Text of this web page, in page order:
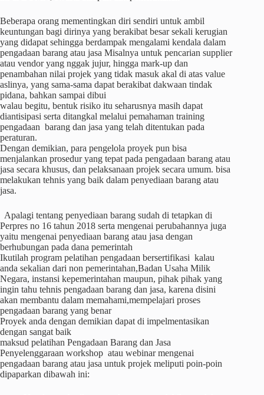
Beberapa orang mementingkan diri sendiri untuk ambil
keuntungan bagi dirinya yang berakibat besar sekali kerugian
yang didapat sehingga berdampak mengalami kendala dalam
pengadaan barang atau jasa Misalnya untuk pencarian supplier
atau vendor yang nggak jujur, hingga mark-up dan
penambahan nilai projek yang tidak masuk akal di atas value
aslinya, yang sama-sama dapat berakibat dakwaan tindak
pidana, bahkan sampai dibui
walau begitu, bentuk risiko itu seharusnya masih dapat
diantisipasi serta ditangkal melalui pemahaman training
pengadaan barang dan jasa yang telah ditentukan pada
peraturan.
Dengan demikian, para pengelola proyek pun bisa
menjalankan prosedur yang tepat pada pengadaan barang atau
jasa secara khusus, dan pelaksanaan projek secara umum. bisa
melakukan tehnis yang baik dalam penyediaan barang atau
jasa.
Apalagi tentang penyediaan barang sudah di tetapkan di
Perpres no 16 tahun 2018 serta mengenai perubahannya juga
yaitu mengenai penyediaan barang atau jasa dengan
berhubungan pada dana pemerintah
Ikutilah program pelatihan pengadaan bersertifikasi kalau
anda sekalian dari non pemerintahan,Badan Usaha Milik
Negara, instansi kepemerintahan maupun, pihak pihak yang
ingin tahu tehnis pengadaan barang dan jasa, karena disini
akan membantu dalam memahami,mempelajari proses
pengadaan barang yang benar
Proyek anda dengan demikian dapat di impelmentasikan
dengan sangat baik
maksud pelatihan Pengadaan Barang dan Jasa
Penyelenggaraan workshop atau webinar mengenai
pengadaan barang atau jasa untuk projek meliputi poin-poin
dipaparkan dibawah ini: